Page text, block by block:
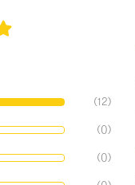
(12)
(0)
(0)